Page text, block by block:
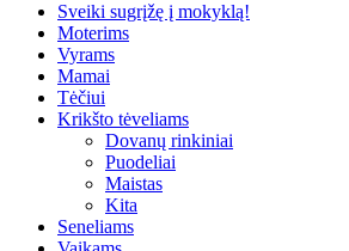
Sveiki sugrįžę į mokyklą!
Moterims
Vyrams
Mamai
Tėčiui
Krikšto tėveliams
Dovanų rinkiniai
Puodeliai
Maistas
Kita
Seneliams